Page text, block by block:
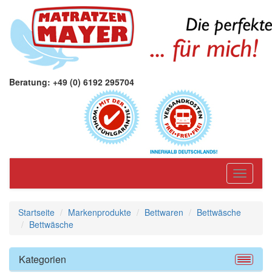
Beratung: +49 (0) 6192 295704
Toggle
Startseite Markenprodukte Bettwaren
Bettwäsche
Bettwäsche
Kategorien